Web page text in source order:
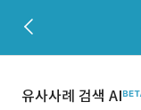
유사사례 검색 AI